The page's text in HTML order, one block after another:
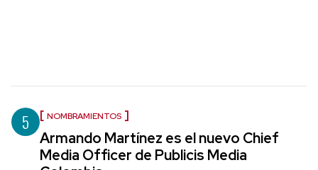
5 NOMBRAMIENTOS
Armando Martínez es el nuevo Chief
Media Officer de Publicis Media